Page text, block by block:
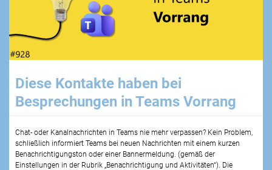
Diese Kontakte haben bei
Besprechungen in Teams Vorrang
Chat- oder Kanalnachrichten in Teams nie mehr verpassen? Kein Problem,
schließlich informiert Teams bei neuen Nachrichten mit einem kurzen
Benachrichtigungston oder einer Bannermeldung. (gemäß der
Einstellungen in der Rubrik „Benachrichtigung und Aktivitäten“). Die